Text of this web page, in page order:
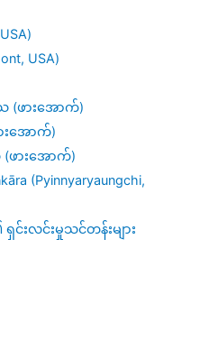
USA)
(ဖားအောက်)
းအောက်)
ဖားအောက်)
(Pyinnyaryaungchi,
င်းလင်းမှုသင်တန်းများ